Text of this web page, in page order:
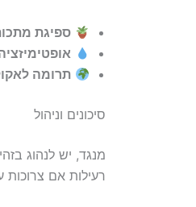
ספיגת
תרומה
סיכונים וניהול
מנגד, יש לנהוג
רעילות אם צרוכות